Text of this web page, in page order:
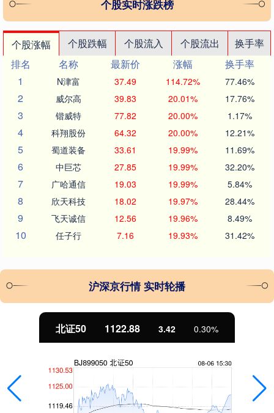
个股实时涨跌榜
个股涨幅 个股跌幅 个股流入 个股流出
换手率
排名
名称 最新价 涨幅
换手率
1
N津富 37.49 114.72% 77.46%
2 威尔高 39.83 20.01% 17.76%
3 锴威特 77.82 20.00% 1.17%
4 科翔股份 64.32 20.00% 12.21%
5 蜀道装备 33.61 19.99% 11.69%
6 中巨芯 27.85 19.99% 32.20%
7 广哈通信 19.03 19.99% 5.84%
8 欣天科技 18.02 19.97% 28.44%
9 飞天诚信 12.56 19.96% 8.49%
10 任子行 7.16 19.93% 31.42%
沪深京行情 实时轮播
北证50 1122.88 3.42 0.30%